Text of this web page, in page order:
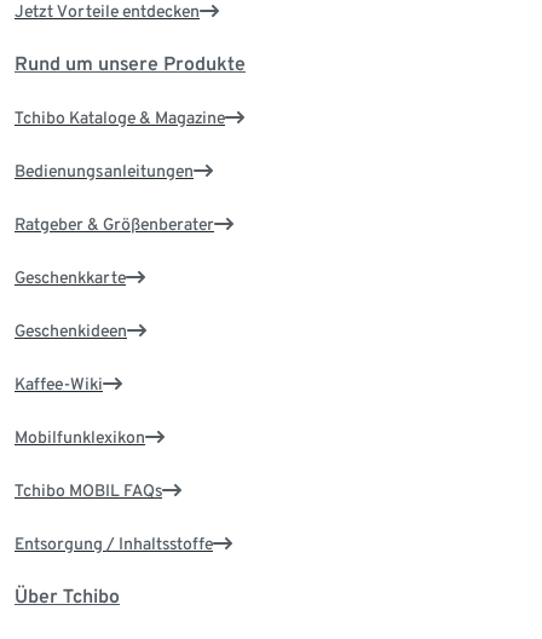
Jetzt Vorteile entdecken
Rund um unsere Produkte
Tchibo Kataloge & Magazine
Bedienungsanleitungen
Ratgeber & Größenberater
Geschenkkarte
Geschenkideen
Kaffee-Wiki
Mobilfunklexikon
Tchibo MOBIL FAQs
Entsorgung / Inhaltsstoffe
Über Tchibo